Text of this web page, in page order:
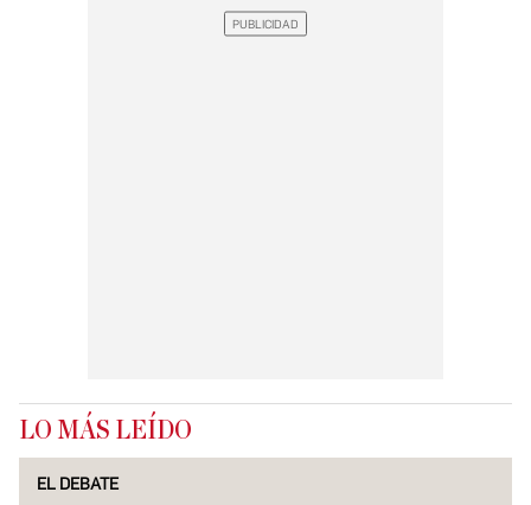
LO MÁS LEÍDO
EL DEBATE